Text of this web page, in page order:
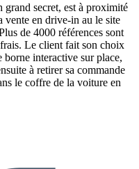
grand secret, est à proximité
vente en drive-in au le site
de 4000 références sont
Le client fait son choix
borne interactive sur place,
à retirer sa commande
le coffre de la voiture en